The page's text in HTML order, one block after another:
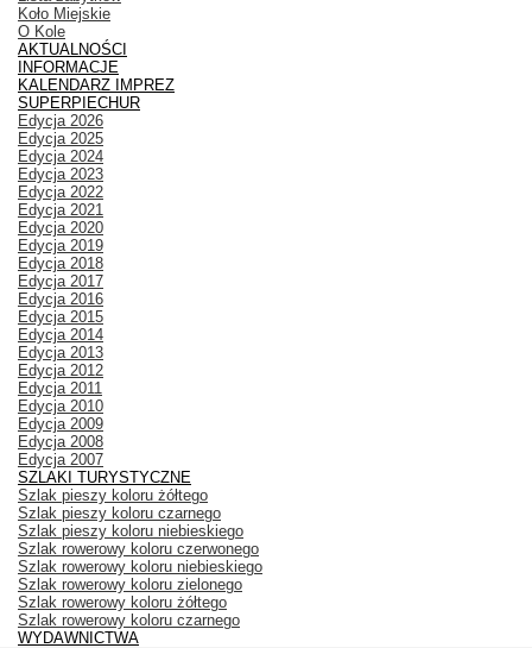
Koło Miejskie
O Kole
AKTUALNOŚCI
INFORMACJE
KALENDARZ IMPREZ
SUPERPIECHUR
Edycja 2026
Edycja 2025
Edycja 2024
Edycja 2023
Edycja 2022
Edycja 2021
Edycja 2020
Edycja 2019
Edycja 2018
Edycja 2017
Edycja 2016
Edycja 2015
Edycja 2014
Edycja 2013
Edycja 2012
Edycja 2011
Edycja 2010
Edycja 2009
Edycja 2008
Edycja 2007
SZLAKI TURYSTYCZNE
Szlak pieszy koloru żółtego
Szlak pieszy koloru czarnego
Szlak pieszy koloru niebieskiego
Szlak rowerowy koloru czerwonego
Szlak rowerowy koloru niebieskiego
Szlak rowerowy koloru zielonego
Szlak rowerowy koloru żółtego
Szlak rowerowy koloru czarnego
WYDAWNICTWA